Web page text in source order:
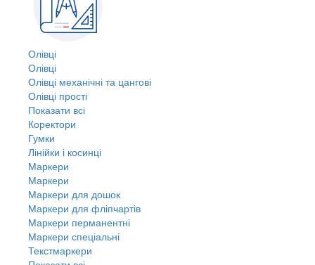
Олівці
Олівці
Олівці механічні та цангові
Олівці прості
Показати всі
Коректори
Гумки
Лінійки і косинці
Маркери
Маркери
Маркери для дошок
Маркери для фліпчартів
Маркери перманентні
Маркери спеціальні
Текстмаркери